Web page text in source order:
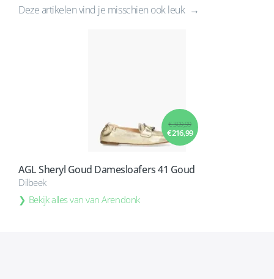
€ 309,99
€ 216,99
AGL Sheryl Goud Damesloafers 41 Goud
Dilbeek
Bekijk alles van van Arendonk
Deze artikelen vind je misschien ook leuk